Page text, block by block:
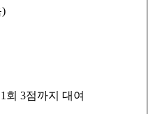
)
회 3점까지 대여